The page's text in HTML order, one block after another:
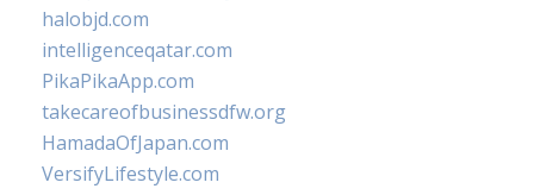
halobjd.com
intelligenceqatar.com
PikaPikaApp.com
takecareofbusinessdfw.org
HamadaOfJapan.com
VersifyLifestyle.com